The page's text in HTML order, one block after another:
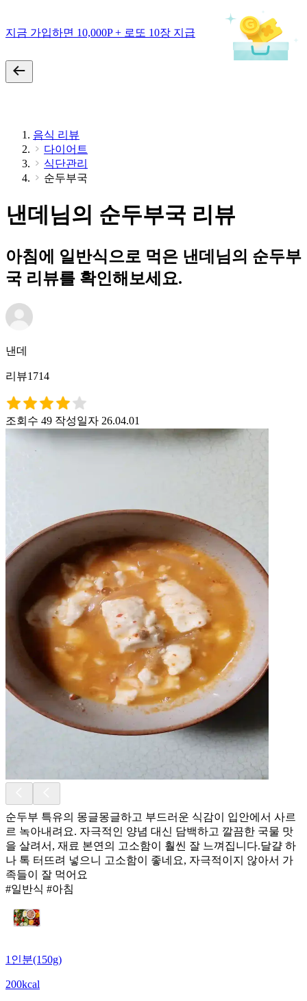
지금 가입하면 10,000P + 로또 10장 지급
음식 리뷰
다이어트
식단관리
순두부국
낸데님의 순두부국 리뷰
아침에 일반식으로 먹은 낸데님의 순두부
국 리뷰를 확인해보세요.
낸데
리뷰1714
조회수 49 작성일자 26.04.01
순두부 특유의 몽글몽글하고 부드러운 식감이 입안에서 사르
르 녹아내려요. 자극적인 양념 대신 담백하고 깔끔한 국물 맛
을 살려서, 재료 본연의 고소함이 훨씬 잘 느껴집니다. ​달걀 하
나 톡 터뜨려 넣으니 고소함이 좋네요, 자극적이지 않아서 가
족들이 잘 먹어요
#일반식 #아침
1인분(150g)
200kcal